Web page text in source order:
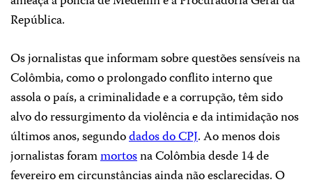
República.
Os jornalistas que informam sobre questões sensíveis na
Colômbia, como o prolongado conflito interno que
assola o país, a criminalidade e a corrupção, têm sido
alvo do ressurgimento da violência e da intimidação nos
últimos anos, segundodados do CPJ. Ao menos dois
jornalistas forammortosna Colômbia desde 14 de
fevereiro em circunstâncias ainda não esclarecidas. O